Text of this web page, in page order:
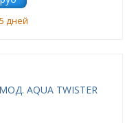
дней
AQUA TWISTER